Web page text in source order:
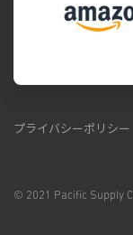
プライバシーポリシー
© 2021 Pacific Supply